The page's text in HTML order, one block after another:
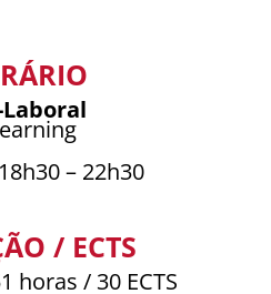
Laboral
18h30 – 22h30
/ ECTS
horas / 30 ECTS